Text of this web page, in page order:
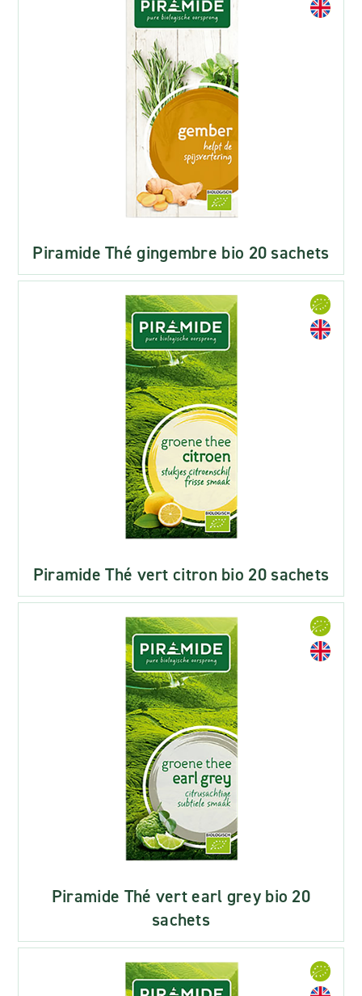
Piramide Thé gingembre bio 20 sachets
Piramide Thé vert citron bio 20 sachets
Piramide Thé vert earl grey bio 20
sachets